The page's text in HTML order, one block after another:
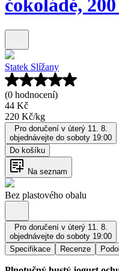
čokoládě,
Statek Slížany
(0 hodnocení)
44 Kč
220 Kč/kg
Pro doručení v úterý 11. 8.
objednávejte do soboty 19:00
Do košíku
Na seznam
Bez plastového obalu
Pro doručení v úterý 11. 8.
objednávejte do soboty 19:00
Specifikace
Recenze